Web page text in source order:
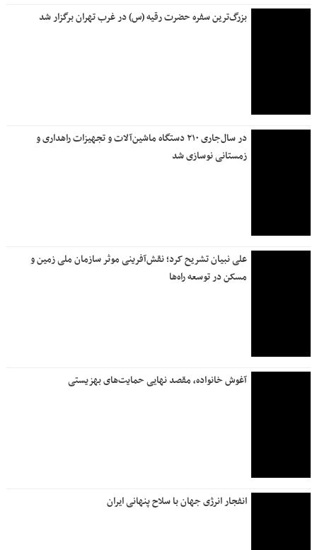
بزرگ‌ترین سفره حضرت رقیه (س) در غرب تهران برگزار شد
در سال‌جاری ۲۱۰ دستگاه ماشین‌آلات و تجهیزات راهداری و
زمستانی نوسازی شد
علی نبیان تشریح کرد؛ نقش‌آفرینی موثر سازمان ملی زمین و
مسکن در توسعه راه‌ها
آغوش خانواده، مقصد نهایی حمایت‌های بهزیستی
انفجار انرژی جهان با سلاح پنهانی ایران